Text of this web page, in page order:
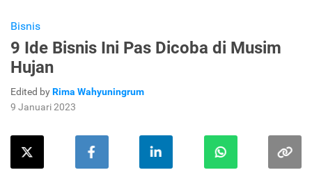
Bisnis
9 Ide Bisnis Ini Pas Dicoba di Musim
Hujan
Edited byRima Wahyuningrum
9 Januari 2023